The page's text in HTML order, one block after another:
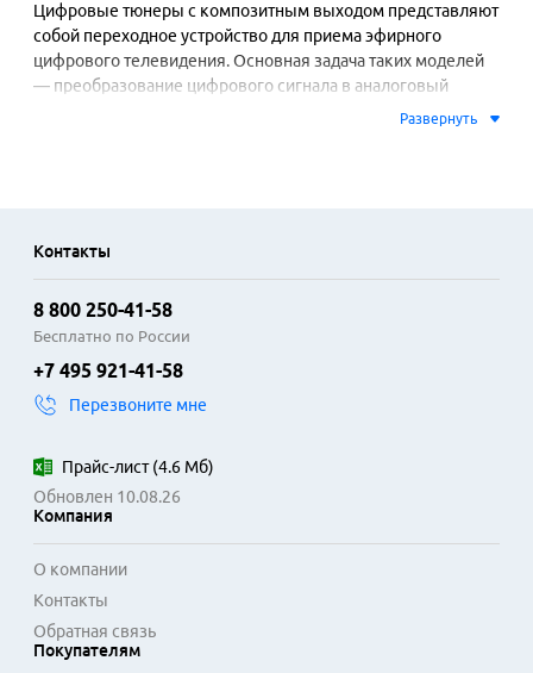
Цифровые тюнеры с композитным выходом представляют
собой переходное устройство для приема эфирного
цифрового телевидения. Основная задача таких моделей
— преобразование цифрового сигнала в аналоговый
формат для последующей передачи через разъем типа
Функциональность устройств базируется на приеме
сигналов стандартов DVB-T и DVB-T2. Тюнер осуществляет
декодирование мультиплексов, позволяя просматривать
бесплатные общедоступные каналы в стандартном
разрешении. Многие модели поддерживают телетекст,
записи трансляций на внешние USB-носители. Управление
управления, а настройка каналов чаще всего
автоматическая.
оснащение парка аналоговой техники в домах, офисах или
и настройки, не требуя глубоких технических знаний.
Подключение сводится к соединению антенны, тюнера и
телевизора композитным кабелем. Это экономичное
Развернуть
Контакты
8 800 250-41-58
Бесплатно по России
+7 495 921-41-58
Перезвоните мне
Прайс-лист(4.6 Мб)
Обновлен 10.08.26
Компания
О компании
Контакты
Обратная связь
Покупателям